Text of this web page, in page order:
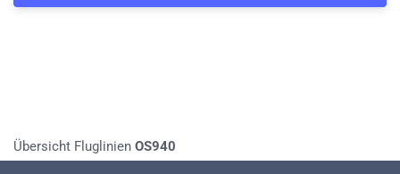
Übersicht Fluglinien OS940